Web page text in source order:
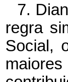
7.
regra
Social,